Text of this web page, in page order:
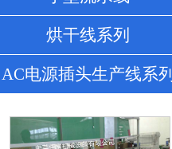
烘干线系列
AC电源插头生产线系列